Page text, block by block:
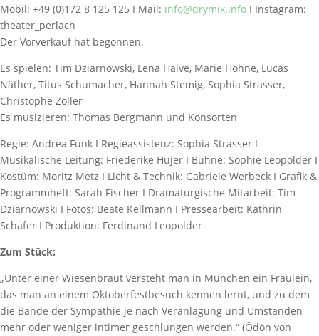
Mobil: +49 (0)172 8 125 125 I Mail: info@drymix.info I Instagram:
theater_perlach
Der Vorverkauf hat begonnen.
Es spielen: Tim Dziarnowski, Lena Halve, Marie Höhne, Lucas
Näther, Titus Schumacher, Hannah Stemig, Sophia Strasser,
Christophe Zoller
Es musizieren: Thomas Bergmann und Konsorten
Regie: Andrea Funk I Regieassistenz: Sophia Strasser I
Musikalische Leitung: Friederike Hujer I Bühne: Sophie Leopolder I
Kostüm: Moritz Metz I Licht & Technik: Gabriele Werbeck I Grafik &
Programmheft: Sarah Fischer I Dramaturgische Mitarbeit: Tim
Dziarnowski I Fotos: Beate Kellmann I Pressearbeit: Kathrin
Schäfer I Produktion: Ferdinand Leopolder
Zum Stück:
„Unter einer Wiesenbraut versteht man in München ein Fräulein,
das man an einem Oktoberfestbesuch kennen lernt, und zu dem
die Bande der Sympathie je nach Veranlagung und Umständen
mehr oder weniger intimer geschlungen werden.“ (Ödön von